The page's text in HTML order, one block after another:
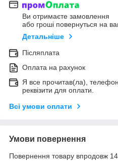
Ви отримаєте замовлення
або гроші повернуться на
Детальніше
Післяплата
Оплата на рахунок
Я все прочитав(ла),
реквізити для оплати.
Всі умови оплати
Умови повернення
Повернення товару впродовж